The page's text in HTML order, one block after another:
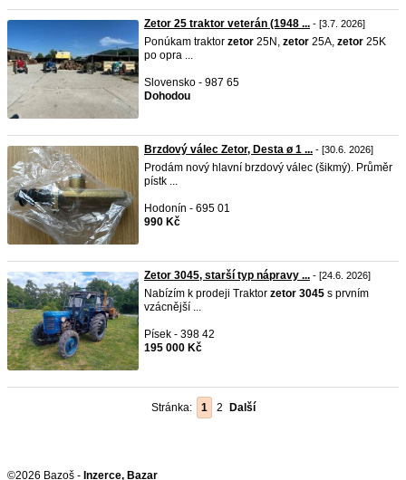
Zetor 25 traktor veterán (1948 ... - [3.7. 2026]
Ponúkam traktor zetor 25N, zetor 25A, zetor 25K
po opra ...
Slovensko - 987 65
Dohodou
Brzdový válec Zetor, Desta ø 1 ... - [30.6. 2026]
Prodám nový hlavní brzdový válec (šikmý). Průměr
pístk ...
Hodonín - 695 01
990 Kč
Zetor 3045, starší typ nápravy ... - [24.6. 2026]
Nabízím k prodeji Traktor zetor 3045 s prvním
vzácnější ...
Písek - 398 42
195 000 Kč
Stránka: 1 2 Další
©2026 Bazoš - Inzerce, Bazar